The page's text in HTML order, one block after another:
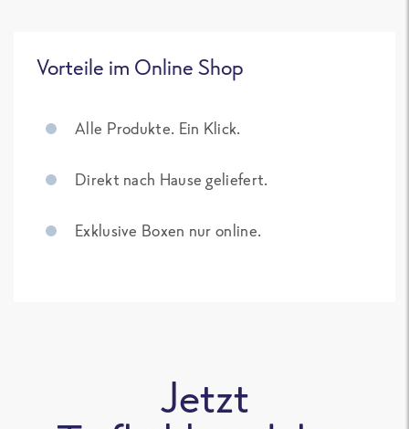
Vorteile im Online Shop
Alle Produkte. Ein Klick.
Direkt nach Hause geliefert.
Exklusive Boxen nur online.
Jetzt